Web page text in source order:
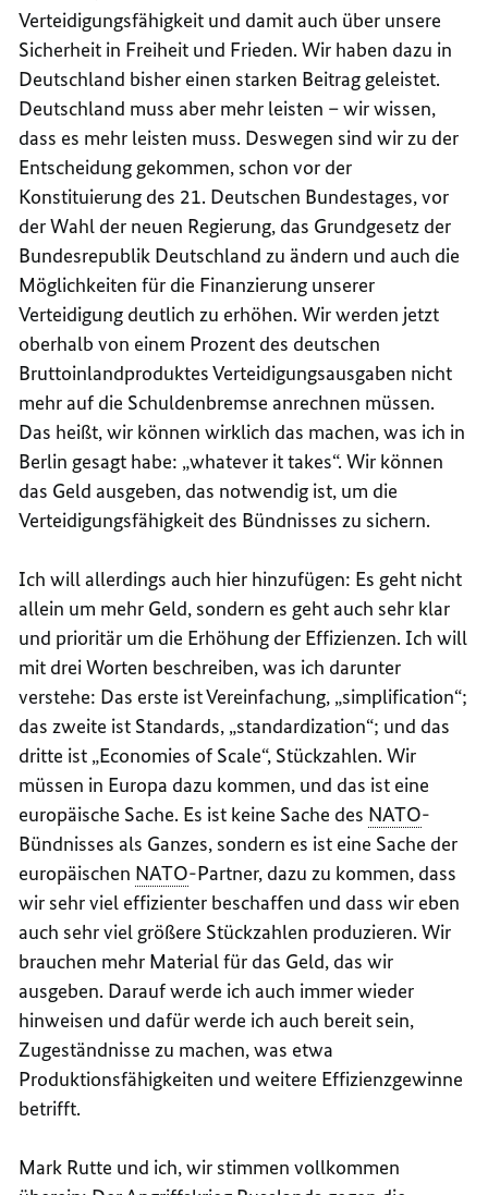
Verteidigungsfähigkeit und damit auch über unsere
Sicherheit in Freiheit und Frieden. Wir haben dazu in
Deutschland bisher einen starken Beitrag geleistet.
Deutschland muss aber mehr leisten – wir wissen,
dass es mehr leisten muss. Deswegen sind wir zu der
Entscheidung gekommen, schon vor der
Konstituierung des 21. Deutschen Bundestages, vor
der Wahl der neuen Regierung, das Grundgesetz der
Bundesrepublik Deutschland zu ändern und auch die
Möglichkeiten für die Finanzierung unserer
Verteidigung deutlich zu erhöhen. Wir werden jetzt
oberhalb von einem Prozent des deutschen
Bruttoinlandproduktes Verteidigungsausgaben nicht
mehr auf die Schuldenbremse anrechnen müssen.
Das heißt, wir können wirklich das machen, was ich in
Berlin gesagt habe: „whatever it takes“. Wir können
das Geld ausgeben, das notwendig ist, um die
Verteidigungsfähigkeit des Bündnisses zu sichern.
Ich will allerdings auch hier hinzufügen: Es geht nicht
allein um mehr Geld, sondern es geht auch sehr klar
und prioritär um die Erhöhung der Effizienzen. Ich will
mit drei Worten beschreiben, was ich darunter
verstehe: Das erste ist Vereinfachung, „simplification“;
das zweite ist Standards, „standardization“; und das
dritte ist „Economies of Scale“, Stückzahlen. Wir
müssen in Europa dazu kommen, und das ist eine
europäische Sache. Es ist keine Sache des NATO-
Bündnisses als Ganzes, sondern es ist eine Sache der
europäischen NATO-Partner, dazu zu kommen, dass
wir sehr viel effizienter beschaffen und dass wir eben
auch sehr viel größere Stückzahlen produzieren. Wir
brauchen mehr Material für das Geld, das wir
ausgeben. Darauf werde ich auch immer wieder
hinweisen und dafür werde ich auch bereit sein,
Zugeständnisse zu machen, was etwa
Produktionsfähigkeiten und weitere Effizienzgewinne
betrifft.
Mark Rutte und ich, wir stimmen vollkommen